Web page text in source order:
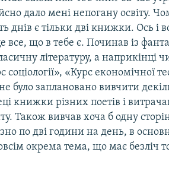
дало мені непогану освіту.
днів є тільки дві книжки. Ось і
все, що в тебе є. Починав із
літературу, а наприкінці
«Курс економічної
було заплановано вивчити
книжки різних поетів і
Також вивчав хоча б одну
по дві години на день, в
окрема тема, що має безліч